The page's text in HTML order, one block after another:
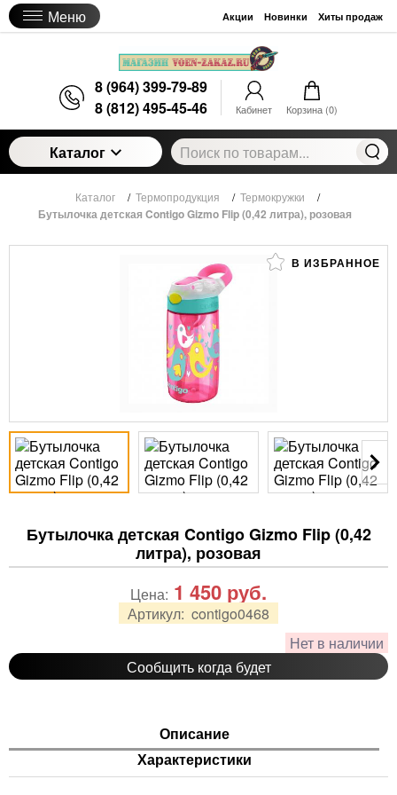
Меню Акции Новинки Хиты продаж
8 (964) 399-79-89
8 (812) 495-45-46
Кабинет Корзина (0)
Каталог
Каталог / Термопродукция / Термокружки /
Бутылочка детская Contigo Gizmo Flip (0,42 литра), розовая
В ИЗБРАННОЕ
Бутылочка детская Contigo Gizmo Flip (0,42
литра), розовая
Артикул: contigo0468
Нет в наличии
Сообщить когда будет
Цена: 1 450 руб.
Описание
Характеристики